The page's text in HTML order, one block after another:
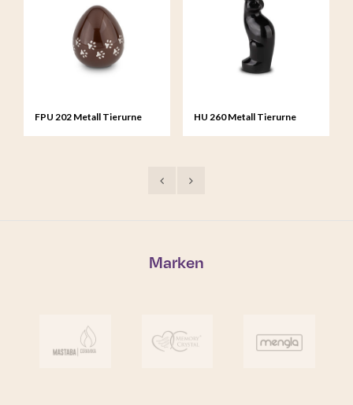
FPU 202 Metall Tierurne
HU 260 Metall Tierurne
Marken